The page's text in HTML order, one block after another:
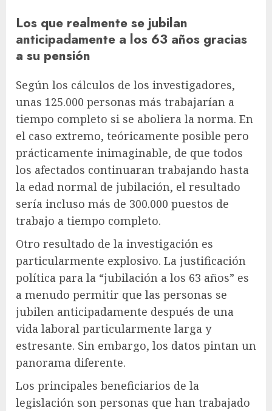
Los que realmente se jubilan
anticipadamente a los 63 años gracias
a su pensión
Según los cálculos de los investigadores,
unas 125.000 personas más trabajarían a
tiempo completo si se aboliera la norma. En
el caso extremo, teóricamente posible pero
prácticamente inimaginable, de que todos
los afectados continuaran trabajando hasta
la edad normal de jubilación, el resultado
sería incluso más de 300.000 puestos de
trabajo a tiempo completo.
Otro resultado de la investigación es
particularmente explosivo. La justificación
política para la “jubilación a los 63 años” es
a menudo permitir que las personas se
jubilen anticipadamente después de una
vida laboral particularmente larga y
estresante. Sin embargo, los datos pintan un
panorama diferente.
Los principales beneficiarios de la
legislación son personas que han trabajado